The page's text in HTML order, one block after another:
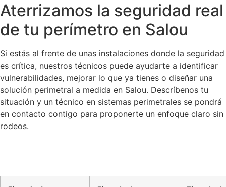
Aterrizamos la seguridad real
de tu perímetro en Salou
Si estás al frente de unas instalaciones donde la seguridad
es crítica, nuestros técnicos puede ayudarte a identificar
vulnerabilidades, mejorar lo que ya tienes o diseñar una
solución perimetral a medida en Salou. Descríbenos tu
situación y un técnico en sistemas perimetrales se pondrá
en contacto contigo para proponerte un enfoque claro sin
rodeos.